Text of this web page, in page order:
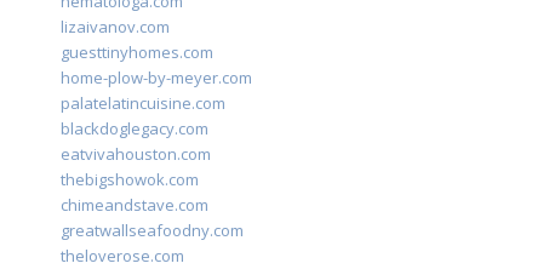
lizaivanov.com
guesttinyhomes.com
home-plow-by-meyer.com
palatelatincuisine.com
blackdoglegacy.com
eatvivahouston.com
thebigshowok.com
chimeandstave.com
greatwallseafoodny.com
theloverose.com